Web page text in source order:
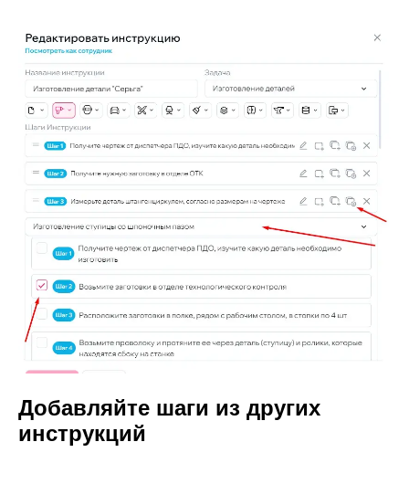
Добавляйте шаги из других
инструкций